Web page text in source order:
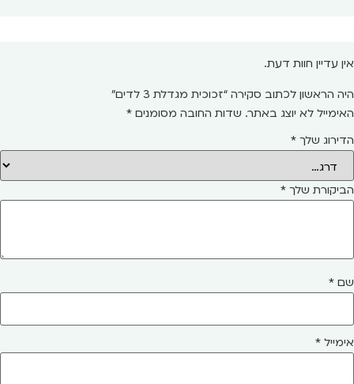
אין עדיין חוות דעת.
היה הראשון לכתוב סקירה “זכוכית מגדלת 3 לדים”
האימייל לא יוצג באתר. שדות החובה מסומנים *
הדירוג שלך *
הביקורת שלך *
שם *
אימייל *